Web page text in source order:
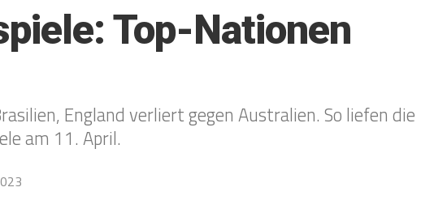
Top-Nationen
England verliert gegen Australien. So liefen die
am 11. April.